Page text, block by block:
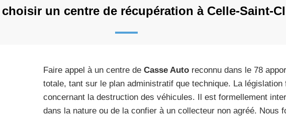
un centre de récupération à Celle-Saint-
Faire appel à un centre de Casse Autoreconnu dans le 78
totale, tant sur le plan administratif que technique. La
concernant la destruction des véhicules. Il est formellement
dans la nature ou de la confier à un collecteur non agréé. Nous